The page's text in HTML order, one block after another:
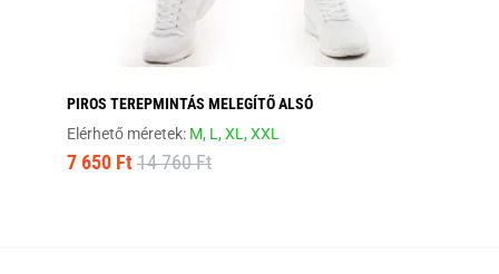
PIROS TEREPMINTÁS MELEGÍTŐ ALSÓ
Elérhető méretek: M, L,XL,XXL
7 650 Ft 14 760 Ft